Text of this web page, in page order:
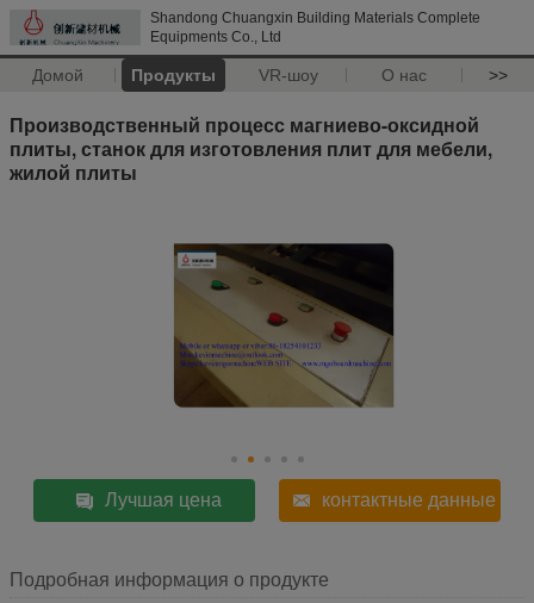
Shandong Chuangxin Building Materials Complete
Equipments Co., Ltd
Домой Продукты VR-шоу О нас >>
Производственный процесс магниево-оксидной
плиты, станок для изготовления плит для мебели,
жилой плиты
Лучшая цена контактные данные
Подробная информация о продукте